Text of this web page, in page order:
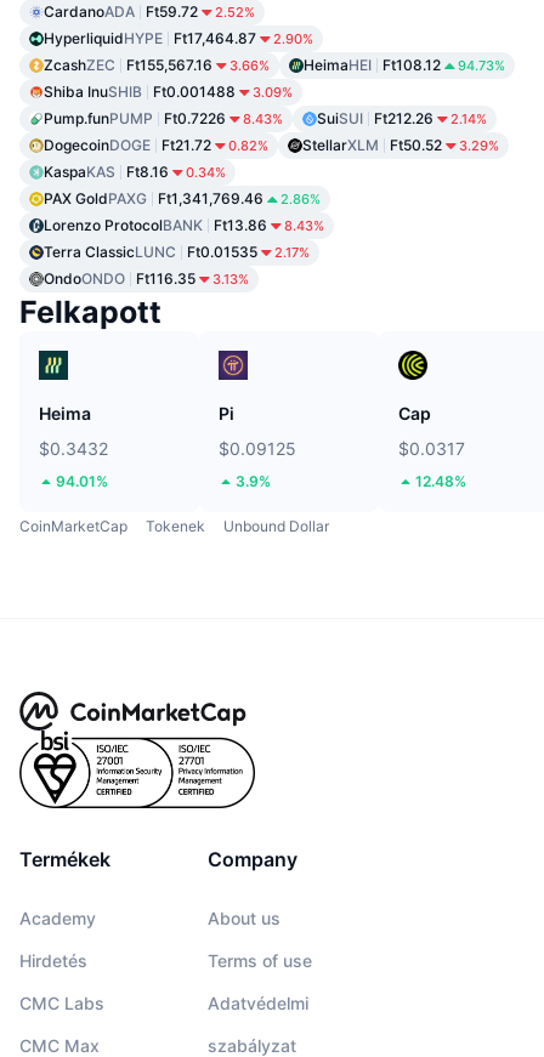
CardanoADA Ft59.72 2.52%
HyperliquidHYPE Ft17,464.87 2.90%
ZcashZEC Ft155,567.16 3.66% HeimaHEI Ft108.12 94.73%
Shiba InuSHIB Ft0.001488 3.09%
Pump.funPUMP Ft0.7226 8.43% SuiSUI Ft212.26 2.14%
DogecoinDOGE Ft21.72 0.82% StellarXLM Ft50.52 3.29%
KaspaKAS Ft8.16 0.34%
PAX GoldPAXG Ft1,341,769.46 2.86%
Lorenzo ProtocolBANK Ft13.86 8.43%
Terra ClassicLUNC Ft0.01535 2.17%
OndoONDO Ft116.35 3.13%
Felkapott
Heima
$0.3432
94.01%
Pi
$0.09125
3.9%
Cap
$0.0317
12.48%
CoinMarketCap Tokenek Unbound Dollar
Termékek
Academy
Hirdetés
CMC Labs
CMC Max
Company
About us
Terms of use
Adatvédelmi
szabályzat